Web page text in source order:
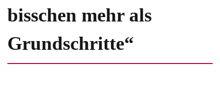
bisschen mehr als
Grundschritte“